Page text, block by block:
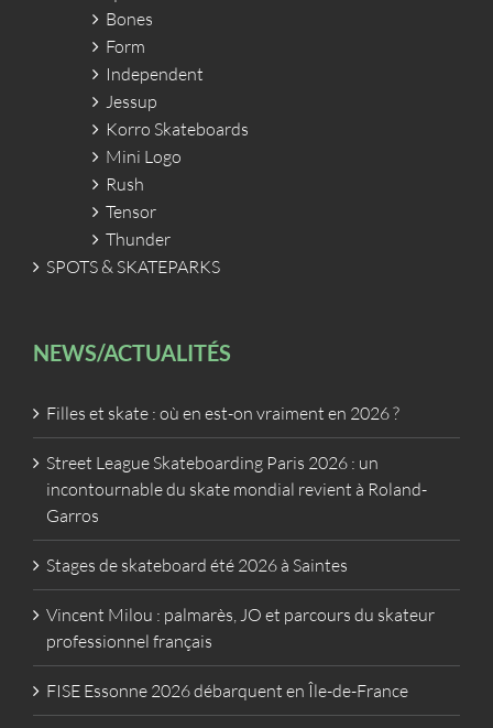
Bones
Form
Independent
Jessup
Korro Skateboards
Mini Logo
Rush
Tensor
Thunder
SPOTS & SKATEPARKS
NEWS/ACTUALITÉS
Filles et skate : où en est-on vraiment en 2026 ?
Street League Skateboarding Paris 2026 : un
incontournable du skate mondial revient à Roland-
Garros
Stages de skateboard été 2026 à Saintes
Vincent Milou : palmarès, JO et parcours du skateur
professionnel français
FISE Essonne 2026 débarquent en Île-de-France